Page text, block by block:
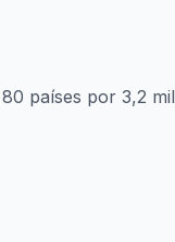
países por 3,2